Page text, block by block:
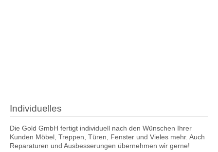
Individuelles
Die Gold GmbH fertigt individuell nach den Wünschen Ihrer
Kunden Möbel, Treppen, Türen, Fenster und Vieles mehr. Auch
Reparaturen und Ausbesserungen übernehmen wir gerne!